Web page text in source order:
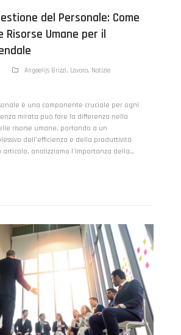
del Personale: Come
Risorse Umane per il
Angeelijs Brizzi, Lavoro, Notizie
è una componente cruciale per ogni
mirata può fare la differenza nella
risorse umane, portando a un
dell'efficienza e della produttività
articolo, analizziamo l'importanza della…